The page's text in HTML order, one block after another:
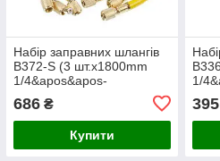
Набір заправних шлангів
B372-S (3 шт.x1800mm
1/4&apos&apos-
1/4&apos&apos SAE) для
фреону R-22 R-134 R-502
686₴
Купити
1/
395